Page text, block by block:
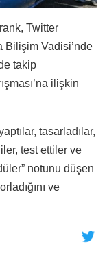
Twitter
Bilişim Vadisi’nde
takip
ilişkin
tasarladılar,
test ettiler ve
notunu düşen
ve